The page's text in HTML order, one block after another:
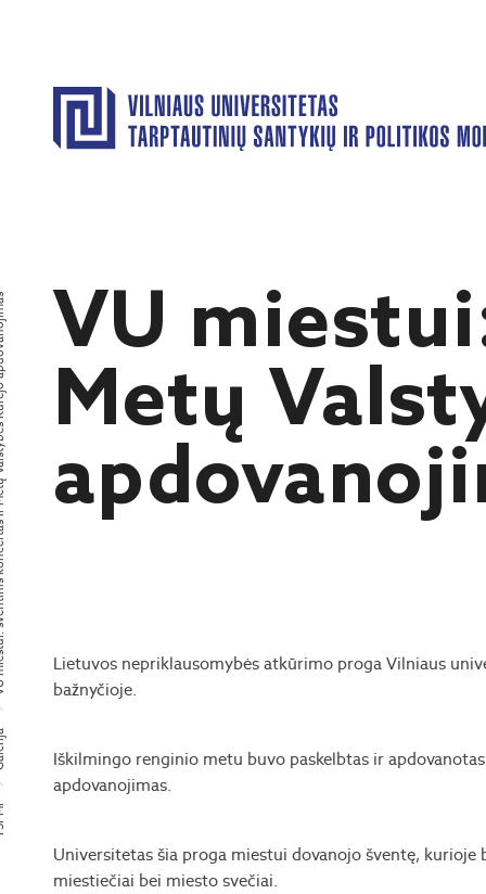
apdovanojimas VU
Metų
Lietuvos nepriklausomybės atkūrimo proga Vilniaus
bažnyčioje.
Iškilmingo renginio metu buvo paskelbtas ir
apdovanojimas.
Universitetas šia proga miestui dovanojo šventę,
miestiečiai bei miesto svečiai.